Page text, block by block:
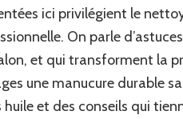
ici privilégient le
On parle
et qui transforment la
une manucure durable
et des conseils qui